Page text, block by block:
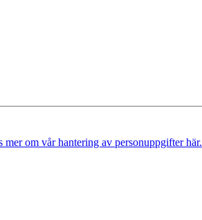
mer om vår hantering av personuppgifter här.